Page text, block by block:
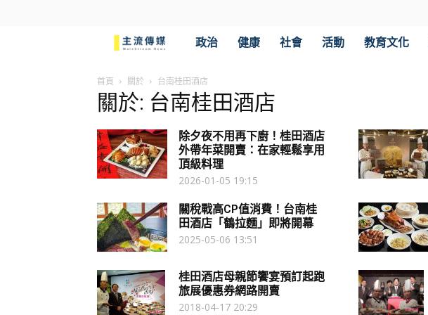
流
傳
媒
政治 健康 社會 活動 教育文化
首頁 關於 台南桂田酒店
關於: 台南桂田酒店
除夕夜不用再下廚！桂田酒店
外帶年菜開賣：在家輕鬆享用
頂級料理
2026-01-05 19:15
關稅戰高CP值消費！台南桂
田酒店「鶴拉麵」即將開幕
2025-05-06 13:51
桂田酒店母親節饗宴預訂起跑
旅展優惠券網路開賣
2018-04-17 20:29